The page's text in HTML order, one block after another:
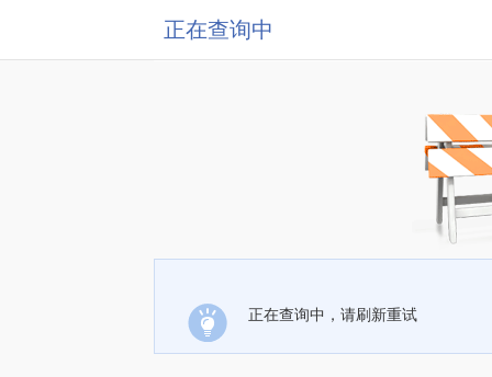
正在查询中
正在查询中，请刷新重试